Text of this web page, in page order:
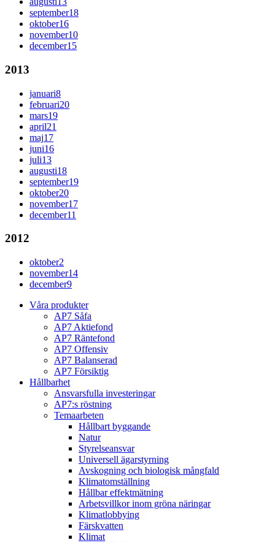
september18
oktober16
november10
december15
2013
januari8
februari20
mars19
april21
maj17
juni16
juli13
augusti18
september19
oktober20
november17
december11
2012
oktober2
november14
december9
Våra produkter
AP7 Såfa
AP7 Aktiefond
AP7 Räntefond
AP7 Offensiv
AP7 Balanserad
AP7 Försiktig
Hållbarhet
Ansvarsfulla investeringar
AP7:s röstning
Temaarbeten
Hållbart byggande
Natur
Styrelseansvar
Universell ägarstyrning
Avskogning och biologisk mångfald
Klimatomställning
Hållbar effektmätning
Arbetsvillkor inom gröna näringar
Klimatlobbying
Färskvatten
Klimat